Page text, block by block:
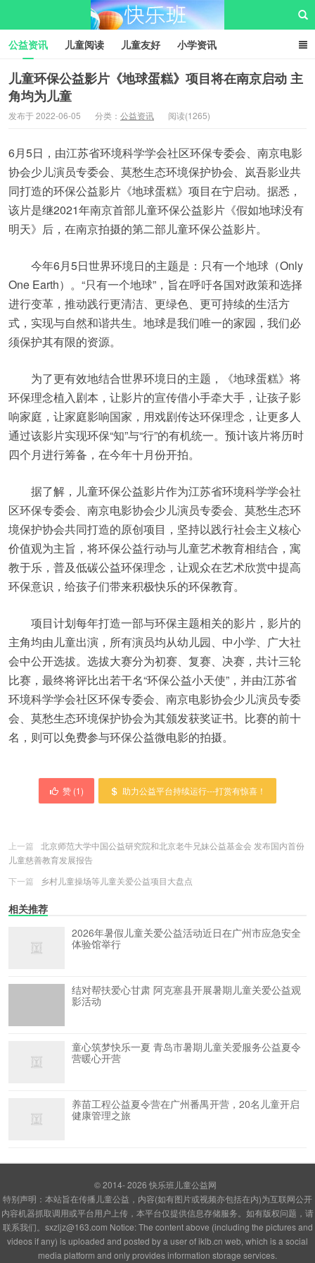
快乐班儿童公益网
公益资讯 儿童阅读 儿童友好 小学资讯
儿童性教育 公益项目 资源中心 儿童发展交流club
儿童树洞心声
儿童环保公益影片《地球蛋糕》项目将在南京启动 主
角均为儿童
发布于 2022-06-05 分类： 公益资讯 阅读(1265)
6月5日，由江苏省环境科学学会社区环保专委会、南京电影
协会少儿演员专委会、莫愁生态环境保护协会、岚吾影业共
同打造的环保公益影片《地球蛋糕》项目在宁启动。据悉，
该片是继2021年南京首部儿童环保公益影片《假如地球没有
明天》后，在南京拍摄的第二部儿童环保公益影片。
今年6月5日世界环境日的主题是：只有一个地球（Only
One Earth）。“只有一个地球”，旨在呼吁各国对政策和选择
进行变革，推动践行更清洁、更绿色、更可持续的生活方
式，实现与自然和谐共生。地球是我们唯一的家园，我们必
须保护其有限的资源。
为了更有效地结合世界环境日的主题，《地球蛋糕》将
环保理念植入剧本，让影片的宣传借小手牵大手，让孩子影
响家庭，让家庭影响国家，用戏剧传达环保理念，让更多人
通过该影片实现环保“知”与“行”的有机统一。预计该片将历时
四个月进行筹备，在今年十月份开拍。
据了解，儿童环保公益影片作为江苏省环境科学学会社
区环保专委会、南京电影协会少儿演员专委会、莫愁生态环
境保护协会共同打造的原创项目，坚持以践行社会主义核心
价值观为主旨，将环保公益行动与儿童艺术教育相结合，寓
教于乐，普及低碳公益环保理念，让观众在艺术欣赏中提高
环保意识，给孩子们带来积极快乐的环保教育。
项目计划每年打造一部与环保主题相关的影片，影片的
主角均由儿童出演，所有演员均从幼儿园、中小学、广大社
会中公开选拔。选拔大赛分为初赛、复赛、决赛，共计三轮
比赛，最终将评比出若干名“环保公益小天使”，并由江苏省
环境科学学会社区环保专委会、南京电影协会少儿演员专委
会、莫愁生态环境保护协会为其颁发获奖证书。比赛的前十
名，则可以免费参与环保公益微电影的拍摄。
赞 (1) 助力公益平台持续运行---打赏有惊喜！
上一篇
北京师范大学中国公益研究院和北京老牛兄妹公益基金会 发布国内首份
儿童慈善教育发展报告
下一篇
乡村儿童操场等儿童关爱公益项目大盘点
相关推荐
2026年暑假儿童关爱公益活动近日在广州市应急安全
体验馆举行
结对帮扶爱心甘肃 阿克塞县开展暑期儿童关爱公益观
影活动
童心筑梦快乐一夏 青岛市暑期儿童关爱服务公益夏令
营暖心开营
养苗工程公益夏令营在广州番禺开营，20名儿童开启
健康管理之旅
© 2014- 2026 快乐班儿童公益网
特别声明：本站旨在传播儿童公益，内容(如有图片或视频亦包括在内)为互联网公开
内容机器抓取调用或平台用户上传，本平台仅提供信息存储服务。如有版权问题，请
联系我们。sxzljz@163.com Notice: The content above (including the pictures and
videos if any) is uploaded and posted by a user of iklb.cn web, which is a social
media platform and only provides information storage services.